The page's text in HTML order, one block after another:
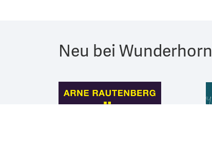
Neu bei Wunderhorn